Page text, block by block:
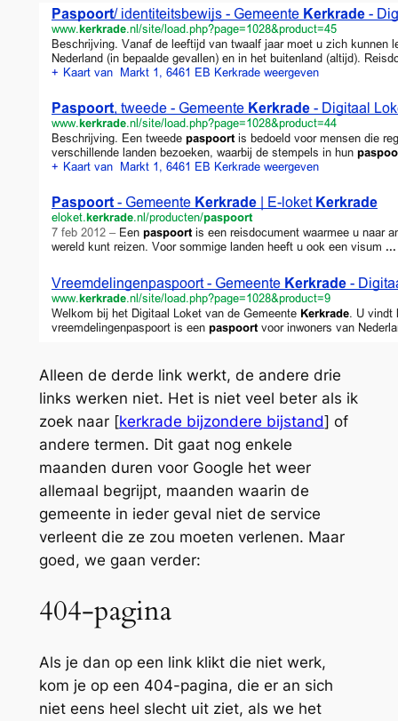
Alleen de derde link werkt, de andere drie
links werken niet. Het is niet veel beter als ik
zoek naar [kerkrade bijzondere bijstand] of
andere termen. Dit gaat nog enkele
maanden duren voor Google het weer
allemaal begrijpt, maanden waarin de
gemeente in ieder geval nietde service
verleent die ze zou moeten verlenen. Maar
goed, we gaan verder:
404-pagina
Als je dan op een link klikt die niet werk,
kom je op een 404-pagina, die er an sich
niet eens heel slecht uit ziet, als we het